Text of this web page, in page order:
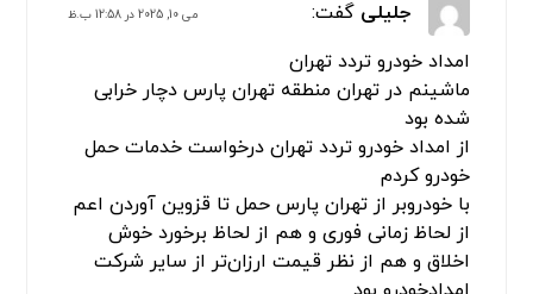
سلام من چند سری تو راه اردبیل پارس آباد موندم
واقعا دست تمام کارکنان امداد خودرو تردد اردبیل
درد نکنه زنگ زدم خیلی زود رسیدن ممنون از
خدماتشون
برای پاسخ دادن وارد شوید
جلیلی گفت: می 10, 2025 در 12:58 ب.ظ